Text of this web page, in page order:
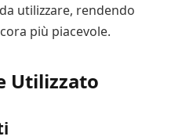
utilizzare, rendendo
più piacevole.
Utilizzato